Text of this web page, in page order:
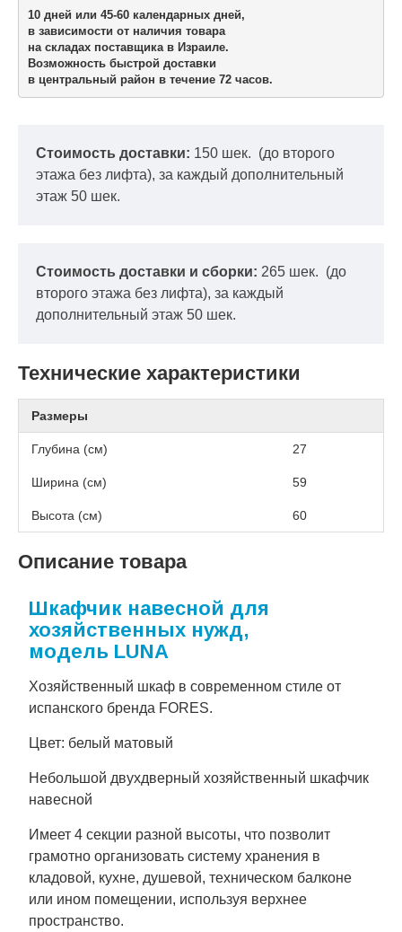
10 дней или 45-60 календарных дней,
в зависимости от наличия товара
на складах поставщика в Израиле.
Возможность быстрой доставки
в центральный район в течение 72 часов.
Стоимость доставки: 150 шек. (до второго
этажа без лифта), за каждый дополнительный
этаж 50 шек.
Стоимость доставки и сборки: 265 шек. (до
второго этажа без лифта), за каждый
дополнительный этаж 50 шек.
Технические характеристики
Размеры
Глубина (см) 27
Ширина (см) 59
Высота (см) 60
Описание товара
Шкафчик навесной для
хозяйственных нужд,
модель LUNA
Хозяйственный шкаф в современном стиле от
испанского бренда FORES.
Цвет: белый матовый
Небольшой двухдверный хозяйственный шкафчик
навесной
Имеет 4 секции разной высоты, что позволит
грамотно организовать систему хранения в
кладовой, кухне, душевой, техническом балконе
или ином помещении, используя верхнее
пространство.